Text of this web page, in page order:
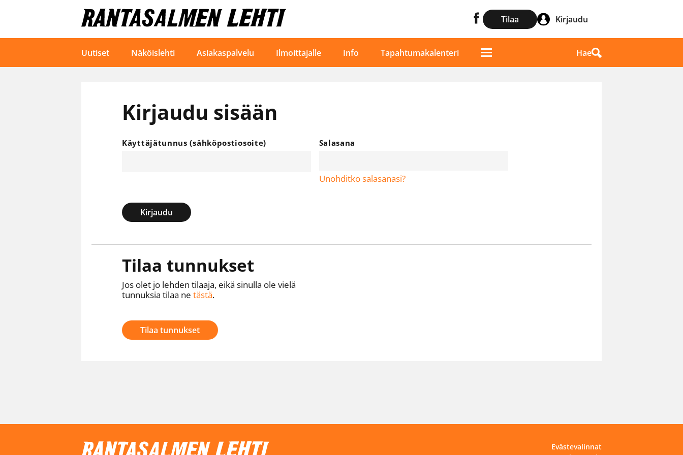
Tilaa Kirjaudu
Uutiset Näköislehti Asiakaspalvelu Ilmoittajalle Info Tapahtumakalenteri Hae
Kirjaudu sisään
Käyttäjätunnus (sähköpostiosoite) Salasana
Unohditko salasanasi?
Kirjaudu
Tilaa tunnukset
Jos olet jo lehden tilaaja, eikä sinulla ole vielä
tunnuksia tilaa ne tästä.
Tilaa tunnukset
Evästevalinnat